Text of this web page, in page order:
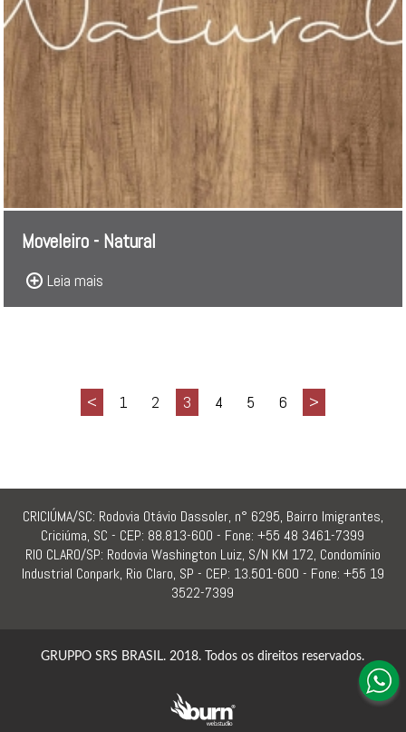
Moveleiro - Natural
Leia mais
< 1 2 3 4 5 6 >
CRICIÚMA/SC: Rodovia Otávio Dassoler, n° 6295, Bairro Imigrantes,
Criciúma, SC - CEP: 88.813-600 - Fone: +55 48 3461-7399
RIO CLARO/SP: Rodovia Washington Luiz, S/N KM 172, Condomínio
Industrial Conpark, Rio Claro, SP - CEP: 13.501-600 - Fone: +55 19
3522-7399
GRUPPO SRS BRASIL. 2018. Todos os direitos reservados.